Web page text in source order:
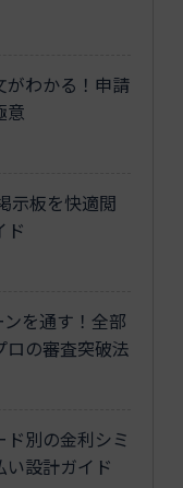
がわかる！申請
意
示板を快適閲
ド
を通す！全部
ロの審査突破法
別の金利シミ
い設計ガイド